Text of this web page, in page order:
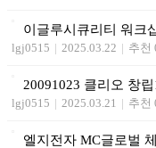
이글루시큐리티 워크
lgj0515 | 2025.03.22 | 추천
20091023 클리오 창
lgj0515 | 2025.03.21 | 추천
엘지전자 MC글로벌